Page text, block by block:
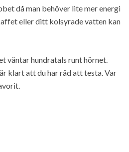
då man behöver lite mer energi
eller ditt kolsyrade vatten kan
väntar hundratals runt hörnet.
klart att du har råd att testa. Var